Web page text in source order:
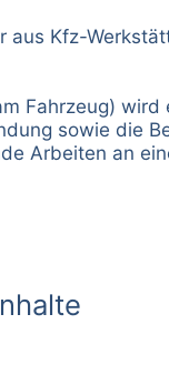
aus Kfz-
Fahrzeug) wird
sowie die
Arbeiten an